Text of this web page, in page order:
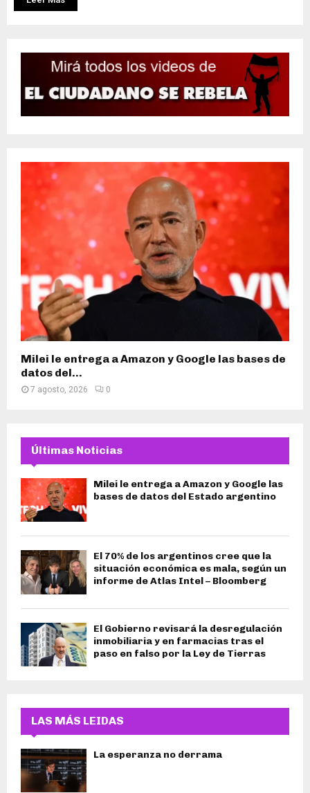
Milei le entrega a Amazon y Google las bases de
datos del...
7 agosto, 2026 0
Últimas Noticias
Milei le entrega a Amazon y Google las
bases de datos del Estado argentino
El 70% de los argentinos cree que la
situación económica es mala, según un
informe de Atlas Intel – Bloomberg
El Gobierno revisará la desregulación
inmobiliaria y en farmacias tras el
paso en falso por la Ley de Tierras
LAS MÁS LEIDAS
La esperanza no derrama